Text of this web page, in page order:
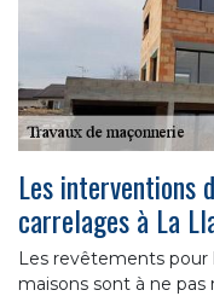
Les interventions
carrelages à La
Les revêtements pour
maisons sont à ne